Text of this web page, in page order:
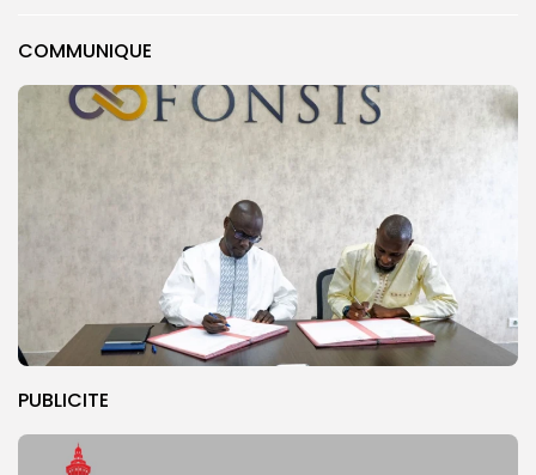
COMMUNIQUE
PUBLICITE